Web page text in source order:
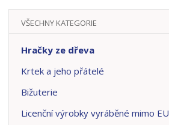
VŠECHNY KATEGORIE
Hračky ze dřeva
Krtek a jeho přátelé
Bižuterie
Licenční výrobky vyráběné mimo EU